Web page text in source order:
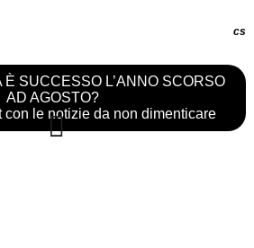
cs
SUCCESSO L’ANNO SCORSO
AD AGOSTO?
con le notizie da non dimenticare